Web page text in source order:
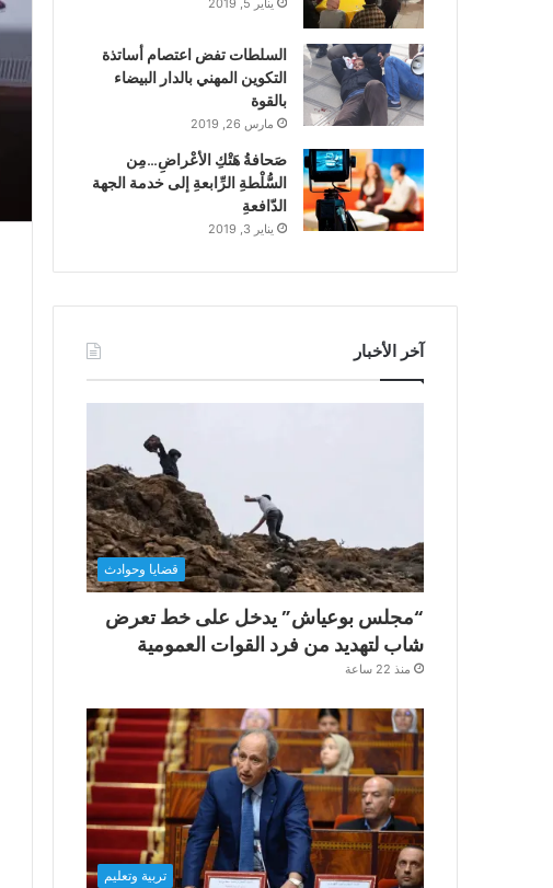
السلطات تفض اعتصام أساتذة
التكوين المهني بالدار البيضاء
بالقوة
مارس 26, 2019
صَحافةُ هَتْكِ الأعْراضِ…مِن
السُّلْطةِ الرِّابعةِ إلى خدمة الجهة
الدّافعةِ
يناير 3, 2019
آخر الأخبار
قضايا وحوادث
“مجلس بوعياش” يدخل على خط تعرض
شاب لتهديد من فرد القوات العمومية
منذ 22 ساعة
تربية وتعليم